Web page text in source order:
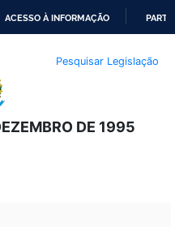
ACESSO À INFORMAÇÃO
Pesquisar Legislação
DE 1995